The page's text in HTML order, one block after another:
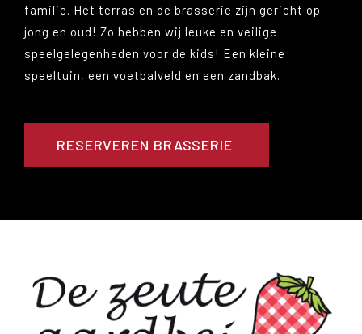
familie. Het terras en de brasserie zijn gericht op
jong en oud! Zo hebben wij leuke en veilige
speelgelegenheden voor de kids! Een kleine
speeltuin, een voetbalveld en een zandbak.
RESERVEREN BRASSERIE